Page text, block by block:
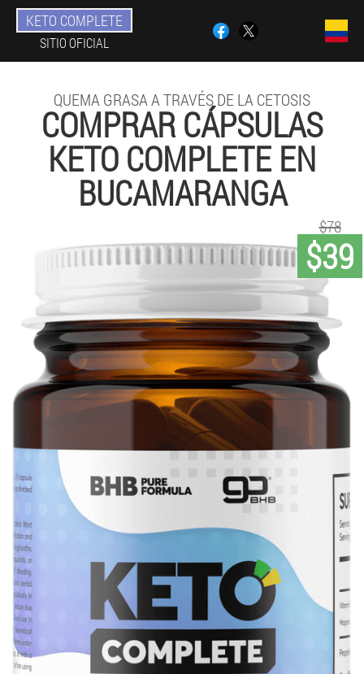
KETO COMPLETE
SITIO OFICIAL
QUEMA GRASA A TRAVÉS DE LA CETOSIS
COMPRAR CÁPSULAS
KETO COMPLETE EN
BUCAMARANGA
$39
$78